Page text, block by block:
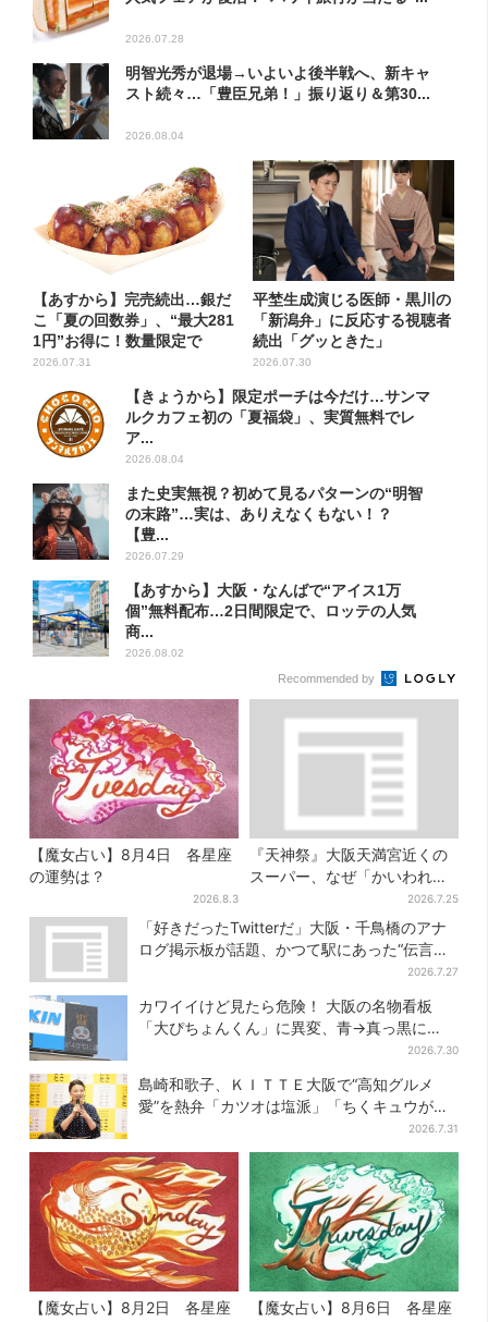
2026.07.28
明智光秀が退場→いよいよ後半戦へ、新キャ
スト続々…「豊臣兄弟！」振り返り＆第30...
2026.08.04
【あすから】完売続出…銀だ
こ「夏の回数券」、“最大281
1円”お得に！数量限定で
2026.07.31
平埜生成演じる医師・黒川の
「新潟弁」に反応する視聴者
続出「グッときた」
2026.07.30
【きょうから】限定ポーチは今だけ…サンマ
ルクカフェ初の「夏福袋」、実質無料でレ
ア...
2026.08.04
また史実無視？初めて見るパターンの“明智
の末路”…実は、ありえなくもない！？
【豊...
2026.07.29
【あすから】大阪・なんばで“アイス1万
個”無料配布…2日間限定で、ロッテの人気
商...
2026.08.02
Recommended by
【魔女占い】8月4日 各星座
の運勢は？
2026.8.3
『天神祭』大阪天満宮近くの
スーパー、なぜ「かいわれ」
が山積み？ 実は昔ながらの食
文化
2026.7.25
「好きだったTwitterだ」大阪・千鳥橋のアナ
ログ掲示板が話題、かつて駅にあった“伝言
2026.7.27
カワイイけど見たら危険！ 大阪の名物看板
「大ぴちょんくん」に異変、青→真っ黒に…
2026.7.30
島崎和歌子、ＫＩＴＴＥ大阪で“高知グルメ
愛”を熱弁「カツオは塩派」「ちくキュウがお
2026.7.31
【魔女占い】8月2日 各星座
【魔女占い】8月6日 各星座